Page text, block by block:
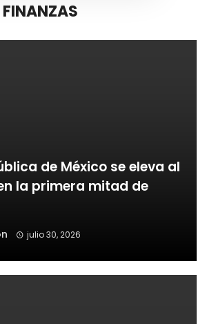
FINANZAS
de México se eleva al
en la primera mitad de
julio 30, 2026